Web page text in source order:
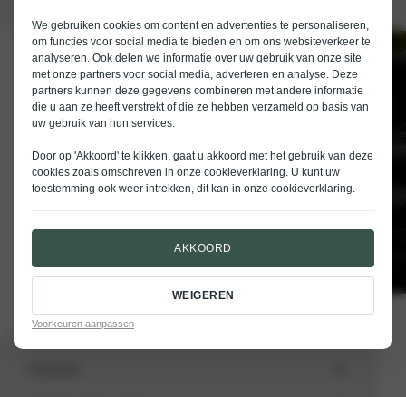
We gebruiken cookies om content en advertenties te personaliseren,
om functies voor social media te bieden en om ons websiteverkeer te
analyseren. Ook delen we informatie over uw gebruik van onze site
met onze partners voor social media, adverteren en analyse. Deze
partners kunnen deze gegevens combineren met andere informatie
die u aan ze heeft verstrekt of die ze hebben verzameld op basis van
uw gebruik van hun services.
Door op 'Akkoord' te klikken, gaat u akkoord met het gebruik van deze
cookies zoals omschreven in onze cookieverklaring. U kunt uw
toestemming ook weer intrekken, dit kan in onze cookieverklaring.
AKKOORD
WEIGEREN
Voorkeuren aanpassen
Schrijf je in voor de nieuwsbrief van
Nieuwenhuijse
E-mailadres
VERSTUREN